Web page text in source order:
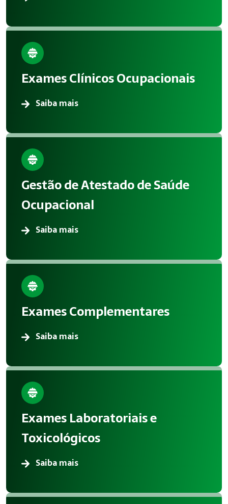
Exames Clínicos Ocupacionais
Saiba mais
Gestão de Atestado de Saúde
Ocupacional
Saiba mais
Exames Complementares
Saiba mais
Exames Laboratoriais e
Toxicológicos
Saiba mais